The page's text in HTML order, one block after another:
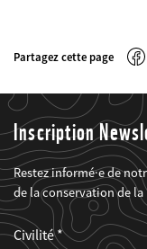
Partagez cette page
Inscription
Restez informé·e de
de la conservation de la
Web2Case
Infofelder
Fieldset
anrede_name
Civilité